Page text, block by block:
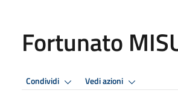
Fortunato
Condividi Vedi azioni